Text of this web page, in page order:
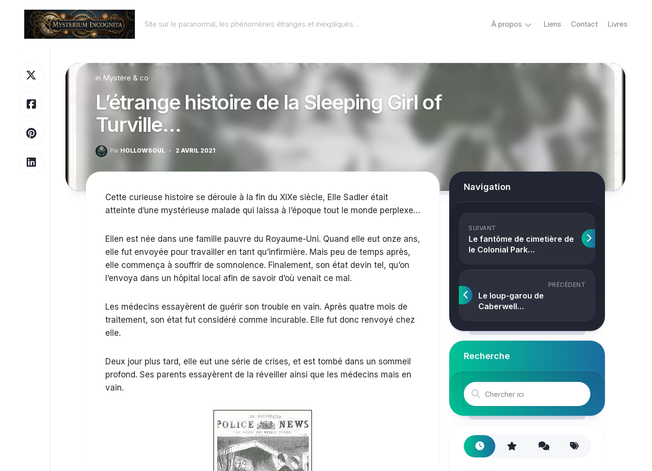
Site sur le paranormal, les phénomènes étranges et inexpliqués… À propos
&
conspiracy
Horreur
Liens Contact Livres
in Mystère & co
L’étrange histoire de la Sleeping Girl of
Turville…
Par HOLLOWSOUL · 2 AVRIL 2021
Cette curieuse histoire se déroule à la fin du XIXe siècle, Elle Sadler était
atteinte d’une mystérieuse malade qui laissa à l’époque tout le monde perplexe…
Ellen est née dans une famille pauvre du Royaume-Uni. Quand elle eut onze ans,
elle fut envoyée pour travailler en tant qu’infirmière. Mais peu de temps après,
elle commença à souffrir de somnolence. Finalement, son état devin tel, qu’on
l’envoya dans un hôpital local afin de savoir d’où venait ce mal.
Les médecins essayèrent de guérir son trouble en vain. Après quatre mois de
traitement, son état fut considéré comme incurable. Elle fut donc renvoyé chez
elle.
Deux jour plus tard, elle eut une série de crises, et est tombé dans un sommeil
profond. Ses parents essayèrent de la réveiller ainsi que les médecins mais en
vain.
Navigation
SUIVANT
Le fantôme de cimetière de
le Colonial Park…
PRÉCÉDENT
Le loup-garou de
Caberwell…
Recherche